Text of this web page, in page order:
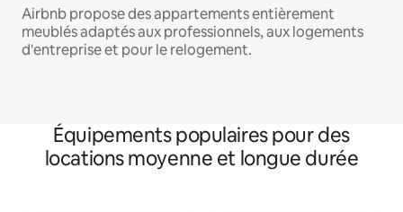
Airbnb propose des appartements entièrement
meublés adaptés aux professionnels, aux logements
d'entreprise et pour le relogement.
Équipements populaires pour des
locations moyenne et longue durée